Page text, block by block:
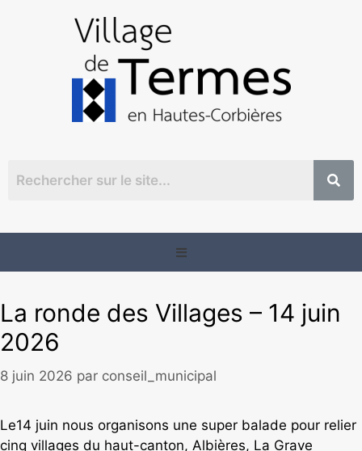
La ronde des Villages – 14 juin
2026
8 juin 2026 par conseil_municipal
Le14 juin nous organisons une super balade pour relier
cinq villages du haut-canton, Albières, La Grave